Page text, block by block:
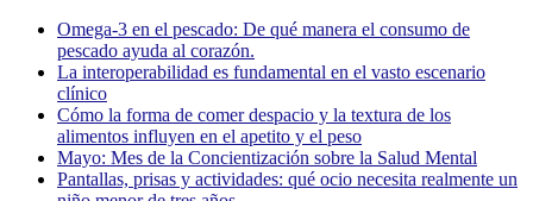
Omega-3 en el pescado: De qué manera el consumo de
pescado ayuda al corazón.
La interoperabilidad es fundamental en el vasto escenario
clínico
Cómo la forma de comer despacio y la textura de los
alimentos influyen en el apetito y el peso
Mayo: Mes de la Concientización sobre la Salud Mental
Pantallas, prisas y actividades: qué ocio necesita realmente un